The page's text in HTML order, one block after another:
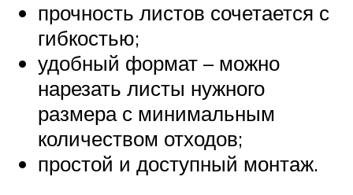
прочность листов сочетается с
гибкостью;
удобный формат – можно
нарезать листы нужного
размера с минимальным
количеством отходов;
простой и доступный монтаж.